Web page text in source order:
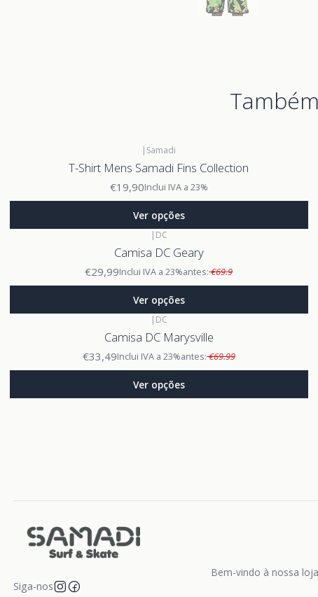
| Samadi
T-Shirt Mens Samadi Fins Collection
€19,90Inclui IVA a 23%
Ver opções
| DC
Camisa DC Geary
€29,99Inclui IVA a 23%antes:€69.9
Ver opções
| DC
Camisa DC Marysville
€33,49Inclui IVA a 23%antes:€69.99
Ver opções
Bem-vindo à nossa
Siga-nos